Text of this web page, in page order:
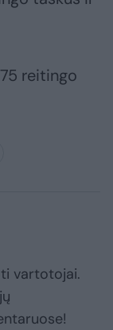
reitingo
vartotojai.